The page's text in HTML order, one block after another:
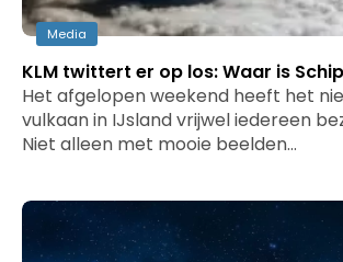
Media
KLM twittert er op los: Waar is
Het afgelopen weekend heeft het
vulkaan in IJsland vrijwel iedereen
Niet alleen met mooie beelden…